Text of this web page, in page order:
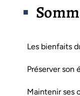
Les bienfaits
Préserver son
Maintenir ses